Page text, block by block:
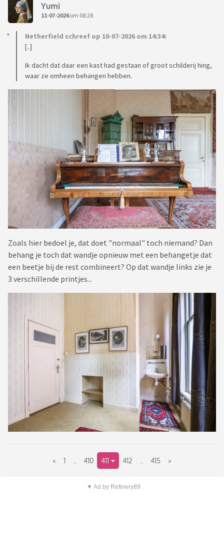
Yumi
11-07-2026om 08:28
Netherfield schreef op 10-07-2026 om 14:34:
[..]
Ik dacht dat daar een kast had gestaan of groot schilderij hing,
waar ze omheen behangen hebben.
Zoals hier bedoel je, dat doet "normaal" toch niemand? Dan
behang je toch dat wandje opnieuw met een behangetje dat
een beetje bij de rest combineert? Op dat wandje links zie je
3 verschillende printjes...
« 1 410 411 412 415 »
▼ Ad by Refinery89